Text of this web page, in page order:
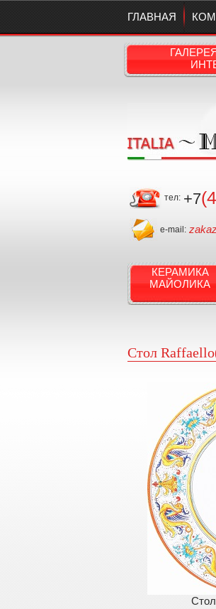
ГЛАВНАЯ
тел: +7
e-mail:
КЕРАМИКА
МАЙОЛИКА
Стол